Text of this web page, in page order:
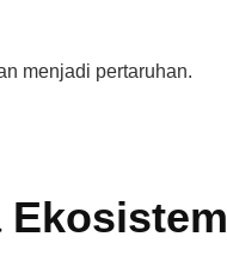
menjadi pertaruhan.
Ekosistem